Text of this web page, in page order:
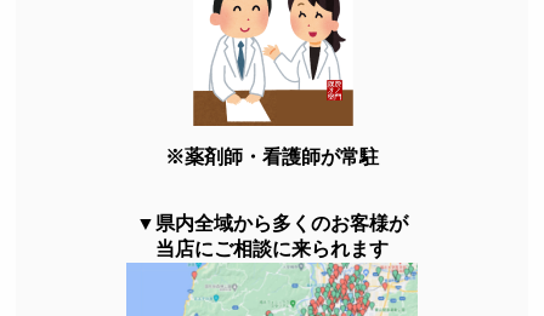
※薬剤師・看護師が常駐
▼県内全域から多くのお客様が
当店にご相談に来られます